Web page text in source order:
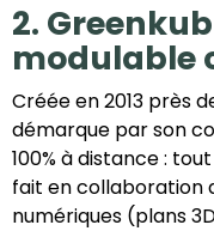
2.
modulable
Créée en 2013 près
démarque par son
100% à distance :
fait en collaboration
numériques (plans